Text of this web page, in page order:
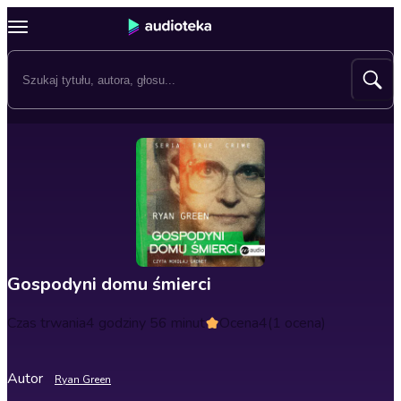
Gospodyni domu śmierci
Czas trwania4 godziny 56 minut Ocena4(1 ocena)
Autor Ryan Green